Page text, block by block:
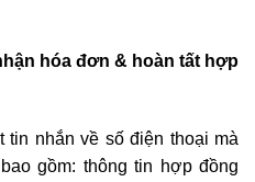
hóa đơn & hoàn tất hợp
tin nhắn về số điện thoại mà
gồm: thông tin hợp đồng